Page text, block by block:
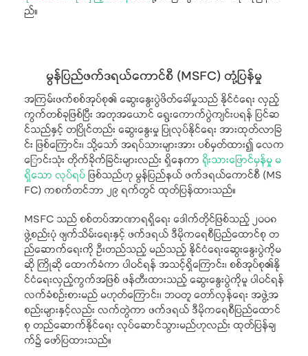
ည်။
မွန်ပြည်ဖက်ဒရယ်ကောင်စီ (MSFC) တုံ့ပြန်မှု
အကြမ်းဖက်စစ်အုပ်စု၏ ဆွေးနွေးပွဲဖိတ်ခေါ်မှုသည် နိုင်ငံရေး လှည့်
ကွက်တစ်ခုဖြစ်ပြီး အတုအယောင် ရွေးကောက်ပွဲကျင်းပရန် ပြင်ဆ
င်သည်နှင့် တပြိုင်တည်း ဆွေးနွေးမှု ပြုလုပ်နိုင်ရေး အားထုတ်လာခြ
င်း ဖြစ်ကြောင်း၊ သို့သော် အရပ်သားများအား ပစ်မှတ်ထား၍ လေက
ြောင်းသုံး တိုက်ခိုက်ခြင်းများလည်း ရှိနေကာ ရိုးသားဖြောင်မှန်မှု မ
ရှိသော လုပ်ရပ် ဖြစ်သည်ဟု မွန်ပြည်နယ် ဖက်ဒရယ်ကောင်စီ (MS
FC) ကစက်တင်ဘာ ၂၉ ရက်တွင် ထုတ်ပြန်ထားသည်။
MSFC သည် စစ်တပ်အာဏာရရှိရေး ဒေါက်တိုင်ဖြစ်သည့် ၂၀၀၈
ဖွဲ့စည်းပုံ ဖျက်သိမ်းရေးနှင့် ဖက်ဒရယ် ဒီမိုကရေစီပြည်ထောင်စု တ
ည်ဆောက်ရေးကို ဦးတည်သည့် မည်သည့် နိုင်ငံရေးဆွေးနွေးပွဲကိုမ
ဆို ကြိုဆို ထောက်ခံကာ ပါဝင်ရန် အသင့်ရှိကြောင်း၊ စစ်အုပ်စု၏နို
င်ငံရေးလှည့်ကွက်အဖြစ် ဖန်တီးထားသည့် ဆွေးနွေးပွဲကိုမူ ပါဝင်ရန်
လက်ခံစဉ်းစားမည် မဟုတ်ကြောင်း၊ ဘဝတူ တော်လှန်ရေး အဖွဲ့အ
စည်းများနှင့်လည်း လက်တွဲကာ ဖက်ဒရယ် ဒီမိုကရေစီပြည်ထောင်
စု တည်ဆောက်နိုင်ရေး လုပ်ဆောင်သွားမည်ဟုလည်း ထုတ်ပြန်ချ
က်၌ ဖော်ပြထားသည်။